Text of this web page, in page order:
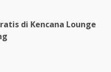
di Kencana Lounge